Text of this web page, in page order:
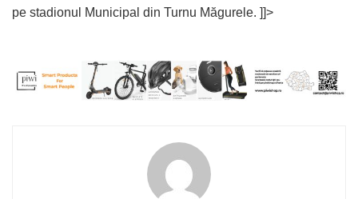
pe stadionul Municipal din Turnu Măgurele. ]]>